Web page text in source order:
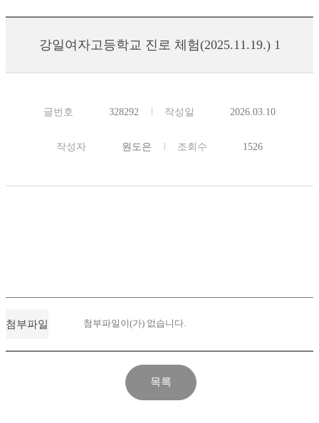
강일여자고등학교 진로 체험(2025.11.19.) 1
글번호 328292 작성일 2026.03.10
작성자 원도은 조회수 1526
첨부파일 첨부파일이(가) 없습니다.